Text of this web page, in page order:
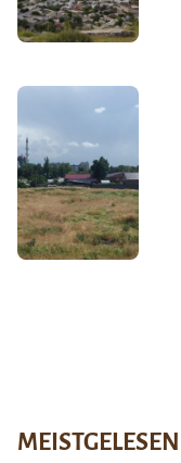
MEISTGELESEN